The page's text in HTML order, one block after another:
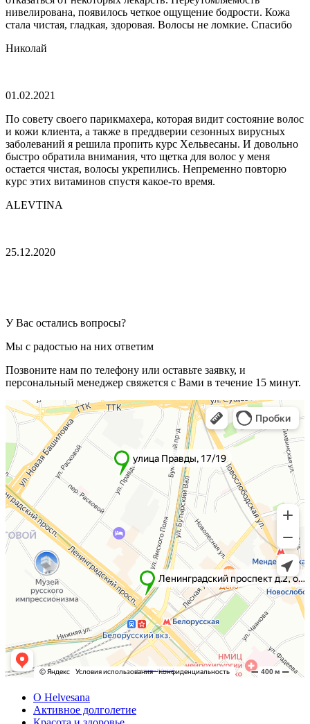
нивелирована, появилось четкое ощущение бодрости. Кожа
стала чистая, гладкая, здоровая. Волосы не ломкие. Спасибо
Николай
01.02.2021
По совету своего парикмахера, которая видит состояние волос
и кожи клиента, а также в преддверии сезонных вирусных
заболеваний я решила пропить курс Хельвесаны. И довольно
быстро обратила внимания, что щетка для волос у меня
остается чистая, волосы укрепились. Непременно повторю
курс этих витаминов спустя какое-то время.
ALEVTINA
25.12.2020
У Вас остались вопросы?
Мы с радостью на них ответим
Позвоните нам по телефону или оставьте заявку, и
персональный менеджер свяжется с Вами в течение 15 минут.
Powered by Embedgooglemaps DE& Web traffic Geeks
О Helvesana
Активное долголетие